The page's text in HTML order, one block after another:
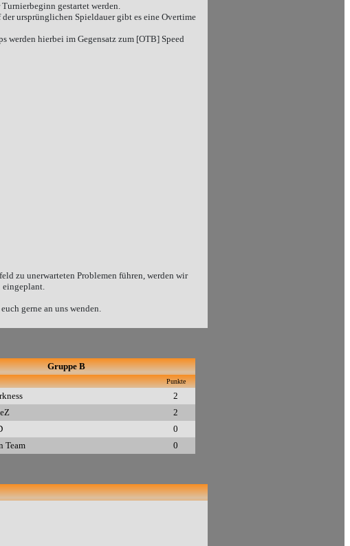
gestartet werden.
ursprünglichen Spieldauer gibt es eine Overtime
werden hierbei im Gegensatz zum [OTB] Speed
zu unerwarteten Problemen führen, werden wir
eingeplant.
gerne an uns wenden.
Gruppe B
Punkte
2
2
0
Team 0